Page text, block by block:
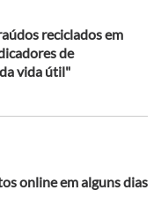
reciclados em
de
vida útil"
online em alguns dias